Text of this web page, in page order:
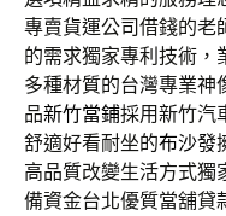
專賣貨運公司借錢的老
的需求獨家專利技術，
多種材質的台灣專業神
品新竹當鋪採用新竹汽
舒適好看耐坐的布沙發
高品質改變生活方式獨
備資金台北優質當舖貸